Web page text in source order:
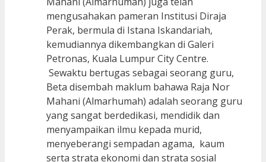
mengusahakan pameran Institusi Diraja
Perak, bermula di Istana Iskandariah,
kemudiannya dikembangkan di Galeri
Petronas, Kuala Lumpur City Centre.
Sewaktu bertugas sebagai seorang guru,
Beta disembah maklum bahawa Raja Nor
Mahani (Almarhumah) adalah seorang guru
yang sangat berdedikasi, mendidik dan
menyampaikan ilmu kepada murid,
menyeberangi sempadan agama, kaum
serta strata ekonomi dan strata sosial